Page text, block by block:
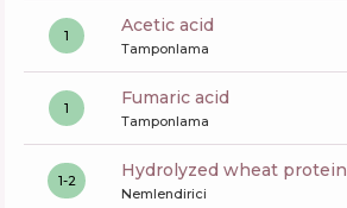
1 acetic acid
Tamponlama
1 fumaric acid
Tamponlama
1-2 hydrolyzed wheat protein
Nemlendirici